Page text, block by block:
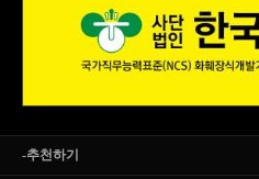
-추천하기